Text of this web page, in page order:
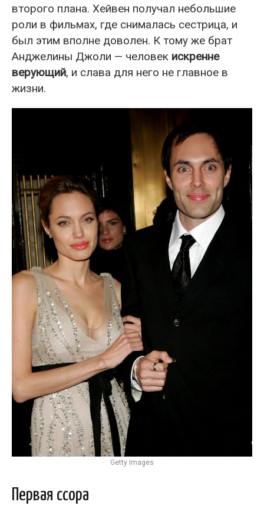
второго плана. Хейвен получал небольшие
роли в фильмах, где снималась сестрица, и
был этим вполне доволен. К тому же брат
Анджелины Джоли — человек искренне
верующий, и слава для него не главное в
жизни.
Getty Images
Первая ссора